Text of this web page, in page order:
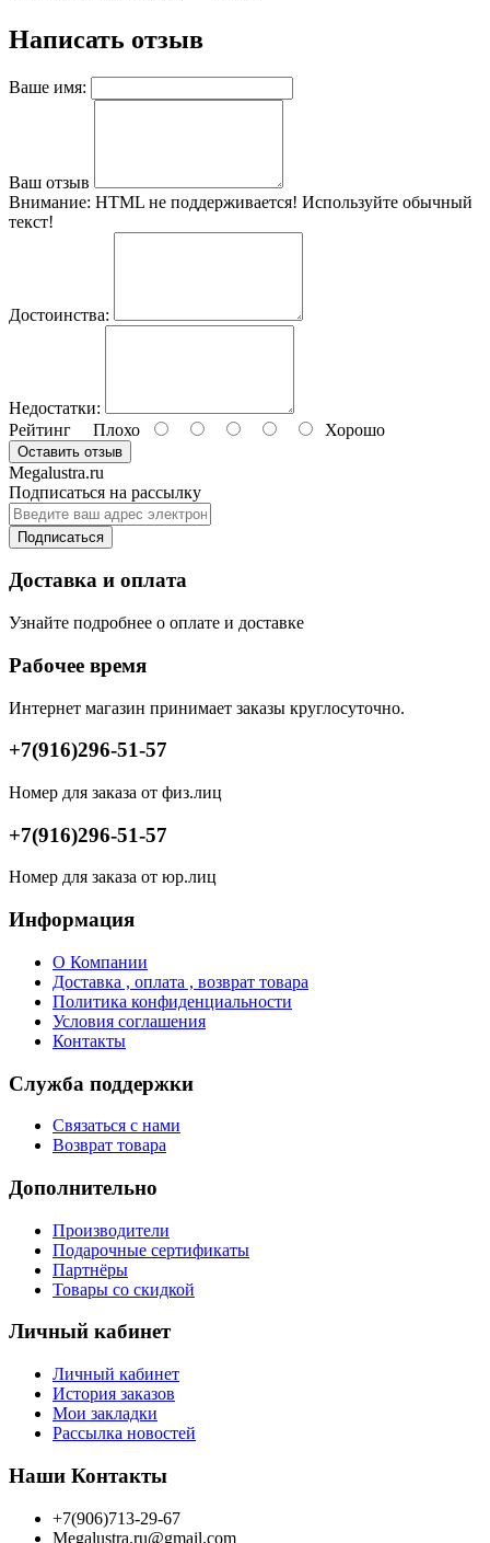
Написать отзыв
Ваше имя:
Ваш отзыв
Внимание: HTML не поддерживается! Используйте обычный
текст!
Достоинства:
Недостатки:
Рейтинг Плохо Хорошо
Оставить отзыв
Megalustra.ru
Подписаться на рассылку
Подписаться
Доставка и оплата
Узнайте подробнее о оплате и доставке
Рабочее время
Интернет магазин принимает заказы круглосуточно.
+7(916)296-51-57
Номер для заказа от физ.лиц
+7(916)296-51-57
Номер для заказа от юр.лиц
Информация
О Компании
Доставка , оплата , возврат товара
Политика конфиденциальности
Условия соглашения
Контакты
Служба поддержки
Связаться с нами
Возврат товара
Дополнительно
Производители
Подарочные сертификаты
Партнёры
Товары со скидкой
Личный кабинет
Личный кабинет
История заказов
Мои закладки
Рассылка новостей
Наши Контакты
+7(906)713-29-67
Megalustra.ru@gmail.com